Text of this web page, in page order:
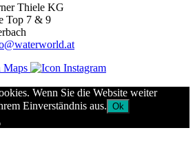
Thiele KG
Top 7 & 9
Wenn Sie die Website weiter
Einverständnis aus. Ok